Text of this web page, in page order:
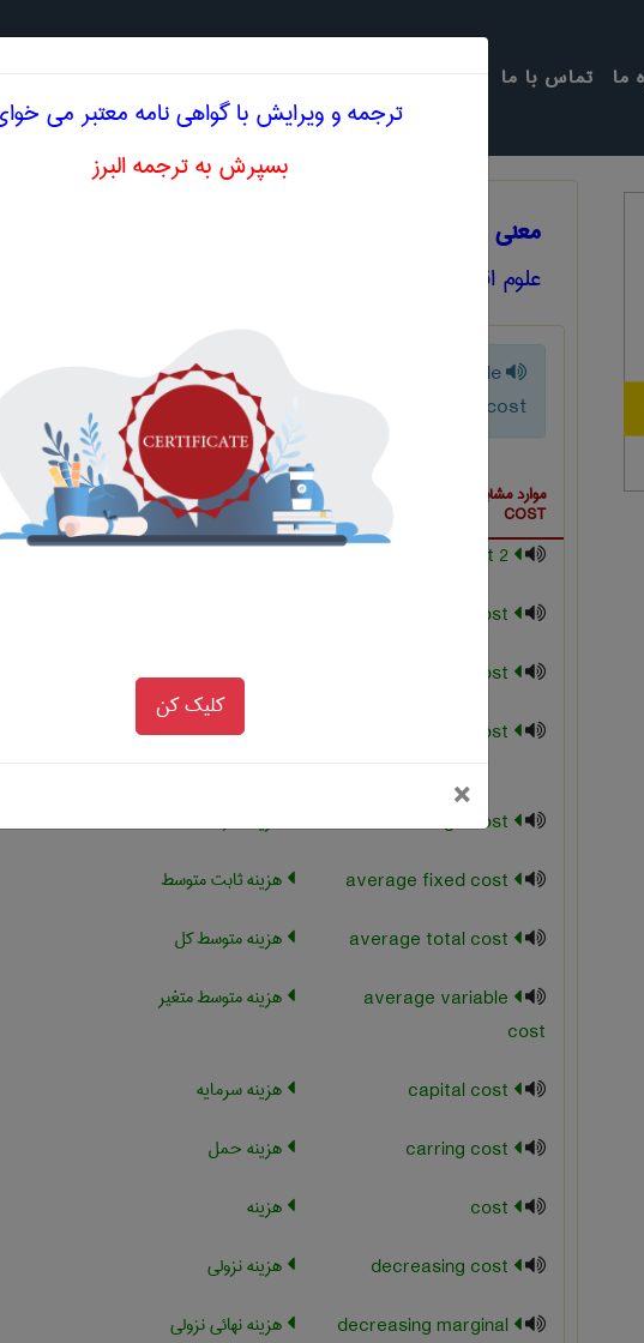
تماس با ما ما
معنی NONCONTROLLABLE COST
علوم اقتصادی
noncontrollable
cost
هزینه غیر قابل کنترل
موارد مشابه با اصطلاح تخصصی انگلیسی NONCONTROLLABLE
COST
هزینه ی مبادله
هزینه واقعی (تمام شده)
هزینه جایگزین(منظور هزینه
هزینه متوسط
هزینه ثابت متوسط
هزینه متوسط کل
average variable
cost
هزینه متوسط متغیر
هزینه سرمایه
هزینه حمل
هزینه
هزینه نزولی
decreasing marginal
هزینه نهائی نزولی
ترجمه و ویرایش با گواهی نامه معتبر می
بسپرش به ترجمه البرز
کلیک کن
×بستن